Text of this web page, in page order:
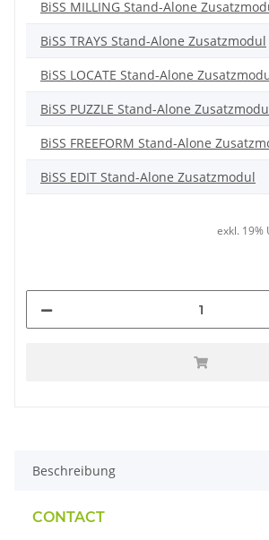
BiSS MILLING Stand-Alone
BiSS TRAYS Stand-Alone Zusatzmodul
BiSS LOCATE Stand-Alone
BiSS PUZZLE Stand-Alone
BiSS FREEFORM Stand-Alone
BiSS EDIT Stand-Alone Zusatzmodul
exkl. 19%
Beschreibung
CONTACT